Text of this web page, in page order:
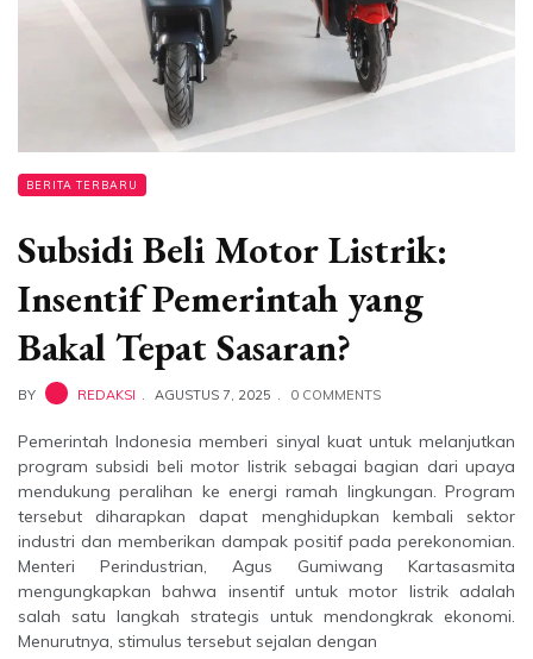
BERITA TERBARU
Subsidi Beli Motor Listrik:
Insentif Pemerintah yang
Bakal Tepat Sasaran?
BY REDAKSI AGUSTUS 7, 2025 0 COMMENTS
Pemerintah Indonesia memberi sinyal kuat untuk melanjutkan
program subsidi beli motor listrik sebagai bagian dari upaya
mendukung peralihan ke energi ramah lingkungan. Program
tersebut diharapkan dapat menghidupkan kembali sektor
industri dan memberikan dampak positif pada perekonomian.
Menteri Perindustrian, Agus Gumiwang Kartasasmita
mengungkapkan bahwa insentif untuk motor listrik adalah
salah satu langkah strategis untuk mendongkrak ekonomi.
Menurutnya, stimulus tersebut sejalan dengan